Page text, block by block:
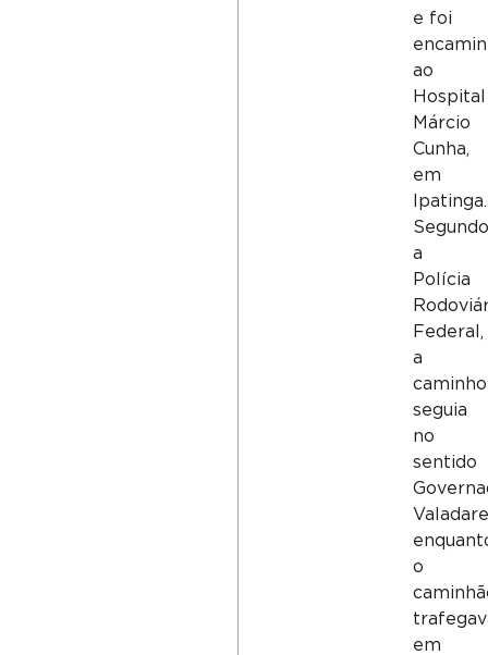
e foi
ao
Hospital
Márcio
Cunha,
em
Ipatinga.
a
Polícia
Federal,
a
seguia
no
sentido
o
em